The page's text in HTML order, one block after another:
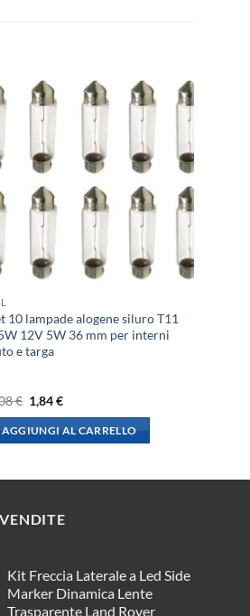
10 lampade alogene siluro T11
12V 5W 36 mm per interni
e targa
€ Il
prezzo
originale
era:
1,84€Il
attuale
è:
AGGIUNGI AL CARRELLO
Kit Freccia Laterale a Led Side
Marker Dinamica Lente
Trasparente Land Rover